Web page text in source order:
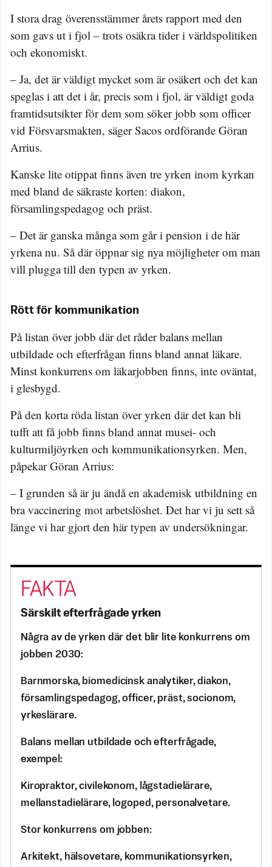
I stora drag överensstämmer årets rapport med den
som gavs ut i fjol – trots osäkra tider i världspolitiken
och ekonomiskt.
– Ja, det är väldigt mycket som är osäkert och det kan
speglas i att det i år, precis som i fjol, är väldigt goda
framtidsutsikter för dem som söker jobb som officer
vid Försvarsmakten, säger Sacos ordförande Göran
Arrius.
Kanske lite otippat finns även tre yrken inom kyrkan
med bland de säkraste korten: diakon,
församlingspedagog och präst.
– Det är ganska många som går i pension i de här
yrkena nu. Så där öppnar sig nya möjligheter om man
vill plugga till den typen av yrken.
Rött för kommunikation
På listan över jobb där det råder balans mellan
utbildade och efterfrågan finns bland annat läkare.
Minst konkurrens om läkarjobben finns, inte oväntat,
i glesbygd.
På den korta röda listan över yrken där det kan bli
tufft att få jobb finns bland annat musei- och
kulturmiljöyrken och kommunikationsyrken. Men,
påpekar Göran Arrius:
– I grunden så är ju ändå en akademisk utbildning en
bra vaccinering mot arbetslöshet. Det har vi ju sett så
länge vi har gjort den här typen av undersökningar.
Särskilt efterfrågade yrken
Några av de yrken där det blir lite konkurrens om
jobben 2030:
Barnmorska, biomedicinsk analytiker, diakon,
församlingspedagog, officer, präst, socionom,
yrkeslärare.
Balans mellan utbildade och efterfrågade,
exempel:
Kiropraktor, civilekonom, lågstadielärare,
mellanstadielärare, logoped, personalvetare.
Stor konkurrens om jobben:
Arkitekt, hälsovetare, kommunikationsyrken,